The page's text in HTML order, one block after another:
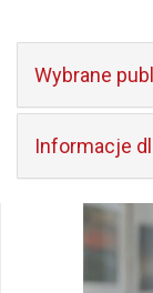
Wybrane
Informacje